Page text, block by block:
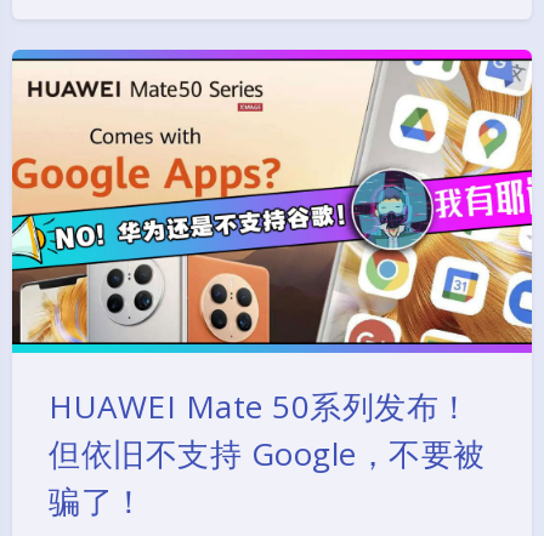
HUAWEI Mate 50系列发布！
但依旧不支持 Google，不要被
骗了！